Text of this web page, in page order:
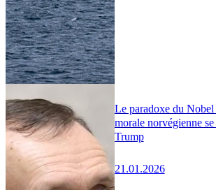
Le paradoxe du Nobel
morale norvégienne
Trump
21.01.2026